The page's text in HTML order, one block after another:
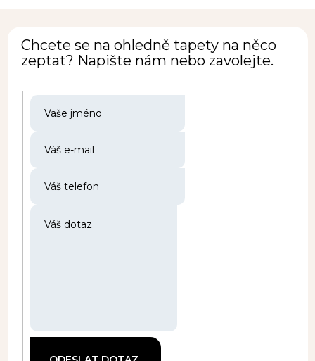
Chcete se na ohledně tapety na něco
zeptat? Napište nám nebo zavolejte.